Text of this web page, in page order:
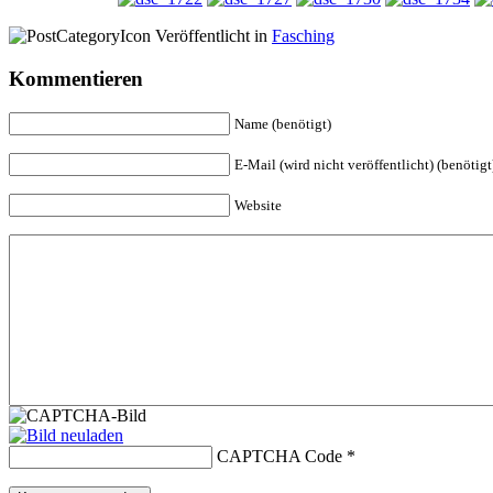
Veröffentlicht in Fasching
Kommentieren
Name (benötigt)
E-Mail (wird nicht veröffentlicht)
Website
CAPTCHA Code *